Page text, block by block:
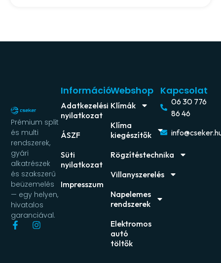
Prémium split
és multi
rendszerek,
gyári
alkatrészek
és szakszerű
beüzemelés
— egy helyen,
hivatalos
garanciával.
Webshop
Klímák
Klíma
kiegészítők
Rögzítéstechnika
Villanyszerelés
Napelemes
rendszerek
Elektromos
autó
töltők
Információ
Adatkezelési
nyilatkozat
ÁSZF
Süti
nyilatkozat
Impresszum
Kapcsolat
06 30 776
86 46